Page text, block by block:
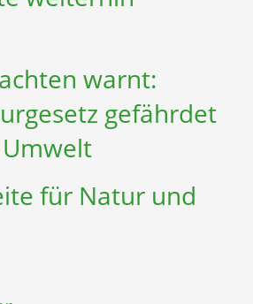
warnt:
gefährdet
für Natur und